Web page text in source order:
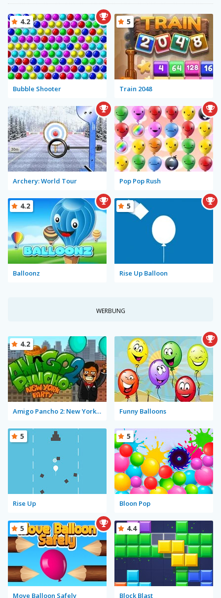
Bubble Shooter
4.2
Train 2048
5
Archery: World Tour Pop Pop Rush
Balloonz
4.2
Rise Up Balloon
5
WERBUNG
Amigo Pancho 2: New York Party
4.2
Funny Balloons
Rise Up
5
Bloon Pop
5
Move Balloon Safely
5
Block Blast
4.4